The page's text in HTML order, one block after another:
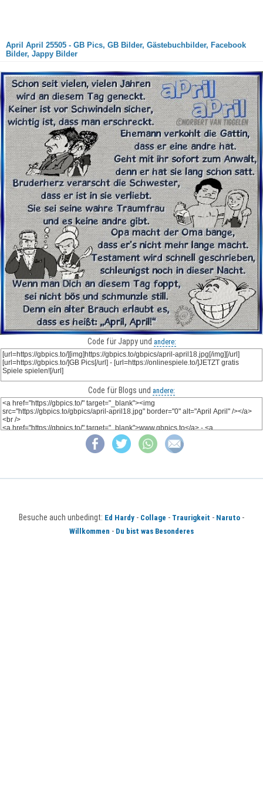
April April 25505 - GB Pics, GB Bilder, Gästebuchbilder, Facebook
Bilder, Jappy Bilder
Code für Jappy und andere:
Code für Blogs und andere:
Besuche auch unbedingt: Ed Hardy - Collage - Traurigkeit - Naruto -
Willkommen - Du bist was Besonderes